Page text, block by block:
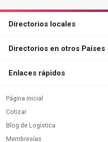
Directorios locales
Directorios en otros Países
Enlaces rápidos
Página inicial
Cotizar
Blog de Logística
Membresías